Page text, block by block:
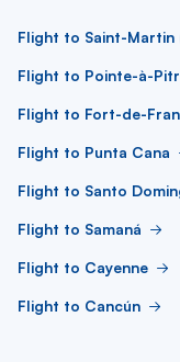
Flight to Saint-Martin
Flight to Pointe-à-
Flight to Fort-de-
Flight to Punta Cana
Flight to Santo
Flight to Samaná
Flight to Cayenne
Flight to Cancún